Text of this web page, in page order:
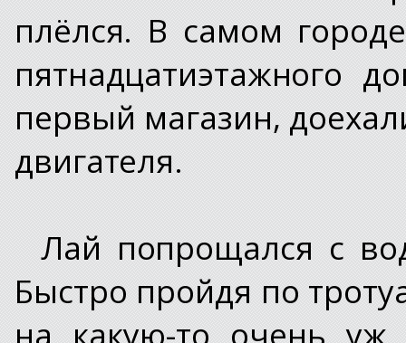
плёлся. В самом
пятнадцатиэтажного
первый магазин,
двигателя.
Лай попрощался с
Быстро пройдя по
на какую-то очень уж